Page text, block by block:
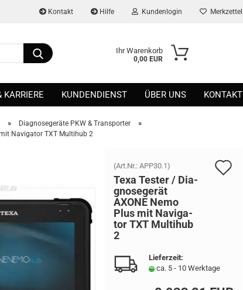
Kontakt Hilfe Kundenlogin
Passwort vergessen?
Merkzettel
Ihr Warenkorb
0,00 EUR
KARRIERE KUNDENDIENST ÜBER UNS KONTAKT
» Diagnosegeräte PKW & Transporter »
Navigator TXT Multihub 2
(Art.Nr.: APP30.1)
Texa Tes­ter / Dia­
gno­se­ge­rät
AXONE Nemo
Plus mit Na­vi­ga­
tor TXT Mul­ti­hub
2
Lieferzeit:
ca. 5 - 10 Werktage